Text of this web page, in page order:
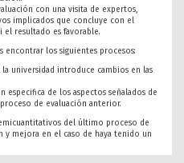
con una visita de expertos,
implicados que concluye con el
resultado es favorable.
encontrar los siguientes procesos:
universidad introduce cambios en las
especifica de los aspectos señalados de
de evaluación anterior.
del último proceso de
mejora en el caso de haya tenido un